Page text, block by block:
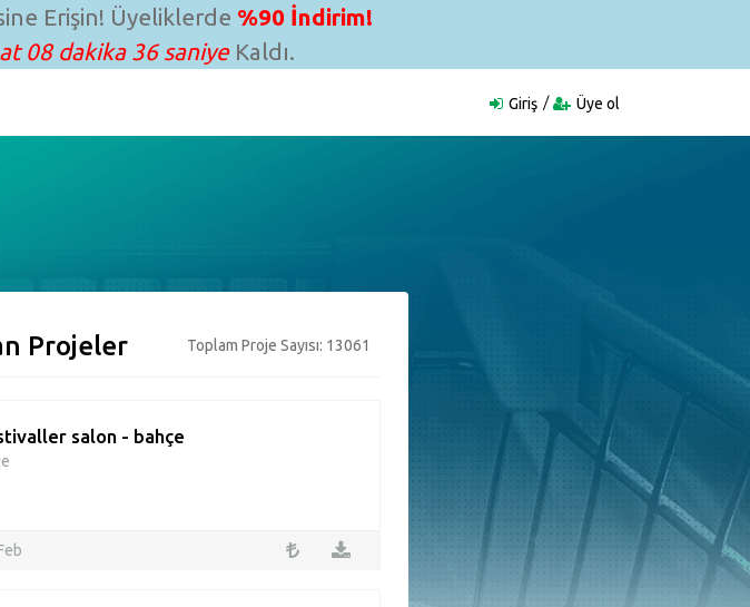
Erişin! Üyeliklerde %90 İndirim!
08 dakika 35 saniyeKaldı.
Giriş Üye ol
Projeler Toplam Proje Sayısı: 13061
salon - bahçe